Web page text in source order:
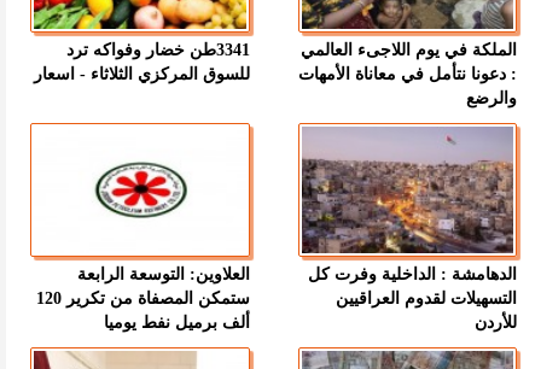
الملكة في يوم اللاجىء العالمي
: دعونا نتأمل في معاناة الأمهات
والرضع
3341طن خضار وفواكه ترد
للسوق المركزي الثلاثاء - اسعار
الدهامشة : الداخلية وفرت كل
التسهيلات لقدوم العراقيين
للأردن
العلاوين: التوسعة الرابعة
ستمكن المصفاة من تكرير 120
ألف برميل نفط يوميا